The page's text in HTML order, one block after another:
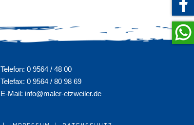
Telefon: 0 9564 / 48 00
Telefax: 0 9564 / 80 98 69
E-Mail: info@maler-etzweiler.de